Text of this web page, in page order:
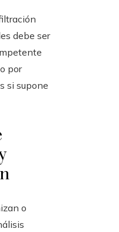
debe ser
por
si supone
o